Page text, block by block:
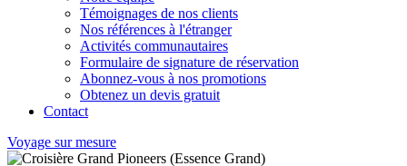
Témoignages de nos clients
Nos références à l'étranger
Activités communautaires
Formulaire de signature de réservation
Abonnez-vous à nos promotions
Obtenez un devis gratuit
Contact
Voyage sur mesure